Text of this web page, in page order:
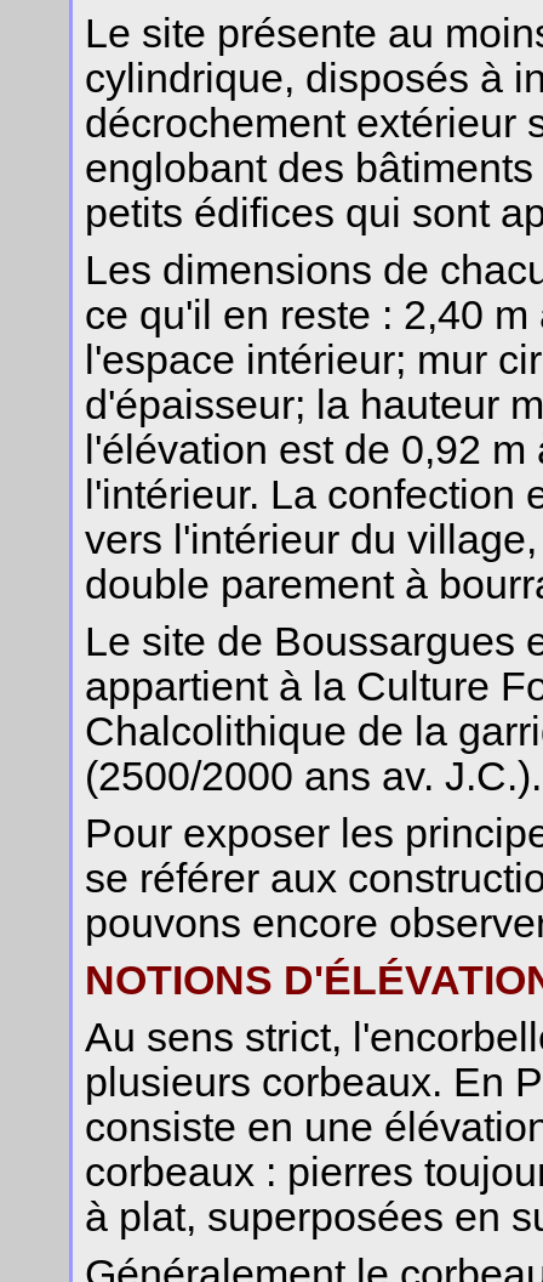
Le site présente au
cylindrique, disposés à
décrochement extérieur
englobant des
petits édifices qui sont
Les dimensions de
ce qu'il en reste : 2,40
l'espace intérieur; mur
d'épaisseur; la hauteur
l'élévation est de 0,92
l'intérieur. La confection
vers l'intérieur du
double parement à
Le site de Boussargues
appartient à la Culture
Chalcolithique de la
(2500/2000 ans av. J.C.).
Pour exposer les
se référer aux
pouvons encore
NOTIONS
Au sens strict,
plusieurs corbeaux. En
consiste en une
corbeaux : pierres
à plat, superposées en